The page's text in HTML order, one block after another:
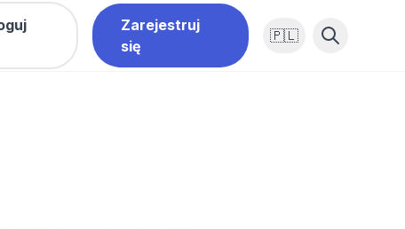
Zarejestruj
się
🇵🇱